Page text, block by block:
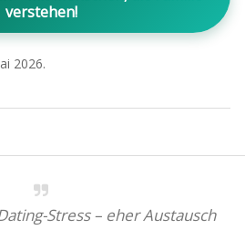
verstehen!
2026.
Stress – eher Austausch